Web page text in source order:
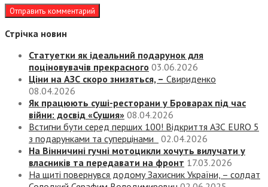
Стрічка новин
Статуетки як ідеальний подарунок для
поціновувачів прекрасного 03.06.2026
Ціни на АЗС скоро знизяться, – Свириденко
08.04.2026
Як працюють суші-ресторани у Броварах під час
війни: досвід «Сушия» 08.04.2026
Встигни бути серед перших 100! Відкриття АЗС EURO 5
з подарунками та суперцінами
02.04.2026
На Вінничині гучні мотоцикли хочуть вилучати у
власників та передавати на фронт 17.03.2026
На щиті повернувся додому Захисник України, – солдат